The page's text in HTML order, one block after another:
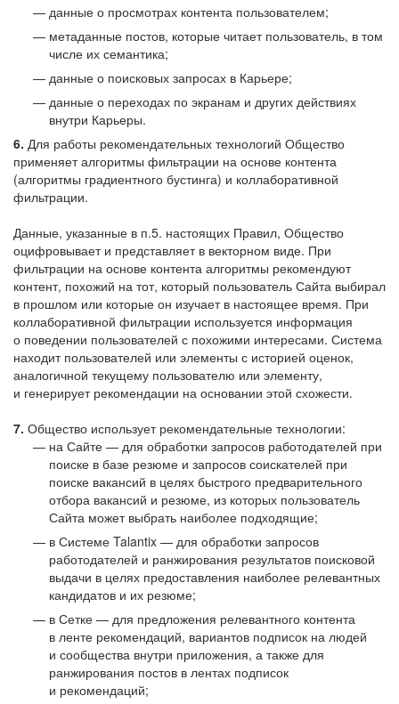
данные о просмотрах контента пользователем;
метаданные постов, которые читает пользователь, в том
числе их семантика;
данные о поисковых запросах в Карьере;
данные о переходах по экранам и других действиях
внутри Карьеры.
6. Для работы рекомендательных технологий Общество
применяет алгоритмы фильтрации на основе контента
(алгоритмы градиентного бустинга) и коллаборативной
фильтрации.
Данные, указанные в п.5. настоящих Правил, Общество
оцифровывает и представляет в векторном виде. При
фильтрации на основе контента алгоритмы рекомендуют
контент, похожий на тот, который пользователь Сайта выбирал
в прошлом или которые он изучает в настоящее время. При
коллаборативной фильтрации используется информация
о поведении пользователей с похожими интересами. Система
находит пользователей или элементы с историей оценок,
аналогичной текущему пользователю или элементу,
и генерирует рекомендации на основании этой схожести.
7. Общество использует рекомендательные технологии:
на Сайте — для обработки запросов работодателей при
поиске в базе резюме и запросов соискателей при
поиске вакансий в целях быстрого предварительного
отбора вакансий и резюме, из которых пользователь
Сайта может выбрать наиболее подходящие;
в Системе Talantix — для обработки запросов
работодателей и ранжирования результатов поисковой
выдачи в целях предоставления наиболее релевантных
кандидатов и их резюме;
в Сетке — для предложения релевантного контента
в ленте рекомендаций, вариантов подписок на людей
и сообщества внутри приложения, а также для
ранжирования постов в лентах подписок
и рекомендаций;